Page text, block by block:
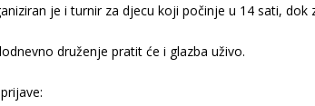
je i turnir za djecu koji počinje u 14 sati, dok
druženje pratit će i glazba uživo.